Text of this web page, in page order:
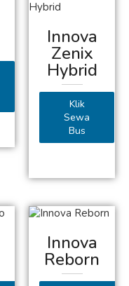
Innova
Zenix
Hybrid
Klik
Sewa
Bus
Innova
Reborn